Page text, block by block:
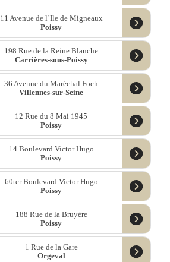
11 Avenue de l’Ile de Migneaux
Poissy
198 Rue de la Reine Blanche
Carrières-sous-Poissy
36 Avenue du Maréchal Foch
Villennes-sur-Seine
12 Rue du 8 Mai 1945
Poissy
14 Boulevard Victor Hugo
Poissy
60ter Boulevard Victor Hugo
Poissy
188 Rue de la Bruyère
Poissy
1 Rue de la Gare
Orgeval